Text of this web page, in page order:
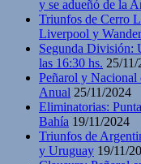
y se adueñó de la
Triunfos de Cerro
Liverpool y
Segunda División:
las 16:30 hs. 25/
Peñarol y Nacional
Anual 25/11/2024
Eliminatorias:
Bahía 19/11/2024
Triunfos de
y Uruguay 19/11/